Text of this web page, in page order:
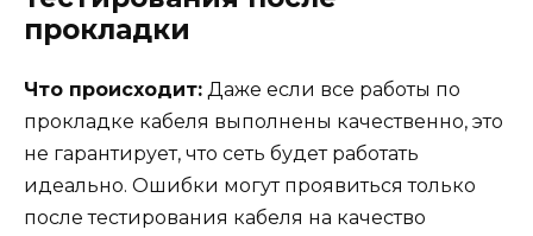
прокладки
Что происходит: Даже если все работы по
прокладке кабеля выполнены качественно, это
не гарантирует, что сеть будет работать
идеально. Ошибки могут проявиться только
после тестирования кабеля на качество